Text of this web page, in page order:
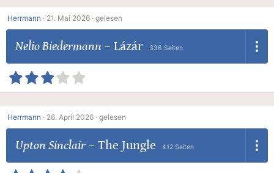
Herrmann · 21. Mai 2026 · gelesen
Nelio Biedermann – Lázár 336 Seiten
Herrmann · 26. April 2026 · gelesen
Upton Sinclair– The Jungle 412 Seiten